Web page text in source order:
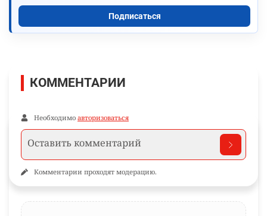
Подписаться
КОММЕНТАРИИ
Необходимо авторизоваться
Комментарии проходят модерацию.